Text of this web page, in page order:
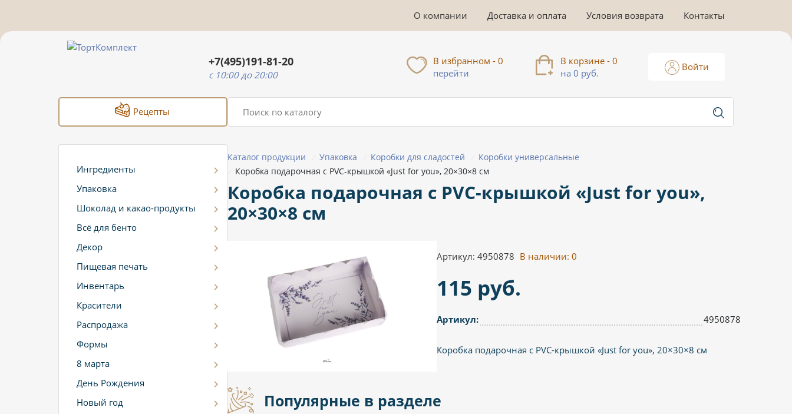
О компании Доставка и оплата Условия возврата Контакты
+7(495)191-81-20
c 10:00 до 20:00
В избранном - 0
перейти
В корзине - 0
на 0 руб.
Войти
Рецепты
Ингредиенты
Упаковка
Шоколад и какао-продукты
Всё для бенто
Декор
Пищевая печать
Инвентарь
Красители
Распродажа
Формы
8 марта
День Рождения
Новый год
Каталог продукции Упаковка Коробки для сладостей Коробки универсальные
Коробка подарочная с PVC-крышкой «Just for you», 20×30×8 см
Коробка подарочная с PVC-крышкой «Just for you»,
20×30×8 см
Артикул: 4950878 В наличии:0
115 руб.
Артикул: 4950878
Коробка подарочная с PVC-крышкой «Just for you», 20×30×8 см
Популярные в разделе